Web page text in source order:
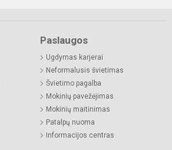
Paslaugos
Ugdymas karjerai
Neformalusis švietimas
Švietimo pagalba
Mokinių pavežėjimas
Mokinių maitinimas
Patalpų nuoma
Informacijos centras